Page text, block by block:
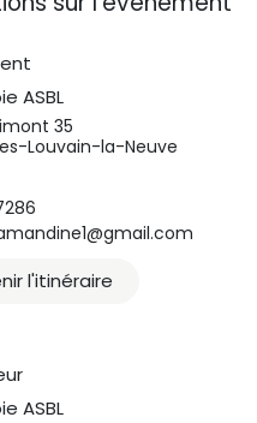
ASBL
35
Louvain-la-Neuve
l'itinéraire
ASBL